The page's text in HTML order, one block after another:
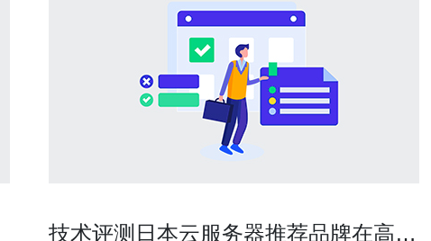
技术评测日本云服务器推荐品牌在高并